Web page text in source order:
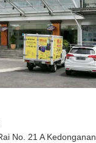
No. 21 A Kedonganan,